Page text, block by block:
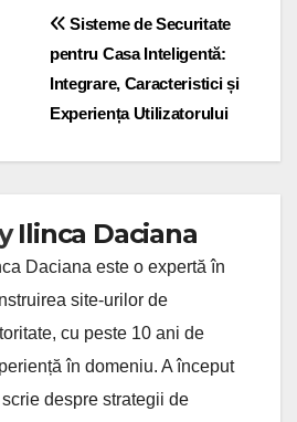
Sisteme de Securitate
pentru Casa Inteligentă:
Integrare, Caracteristici și
Experiența Utilizatorului
Ilinca Daciana
Daciana este o expertă în
site-urilor de
cu peste 10 ani de
în domeniu. A început
despre strategii de